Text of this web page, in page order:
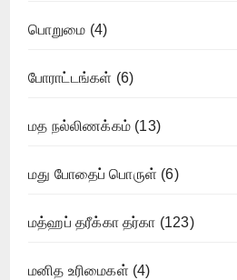
பொறுமை (4)
போராட்டங்கள் (6)
மத நல்லிணக்கம் (13)
மது போதைப் பொருள் (6)
மத்ஹப் தரீக்கா தர்கா (123)
மனித உரிமைகள் (4)